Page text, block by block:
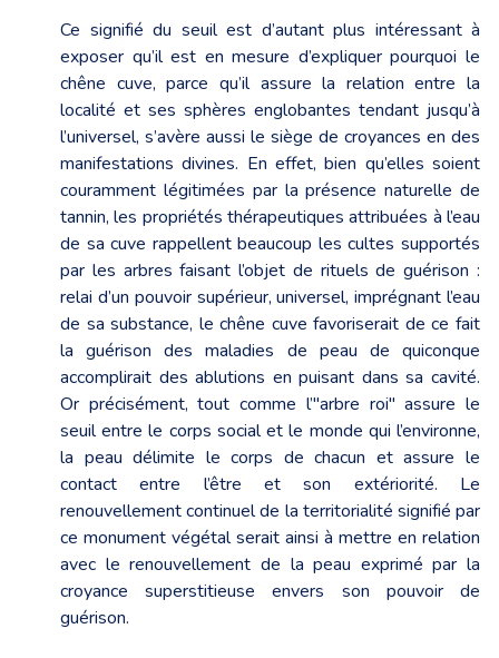
Ce signifié du seuil est d’autant plus intéressant à
exposer qu’il est en mesure d’expliquer pourquoi le
chêne cuve, parce qu’il assure la relation entre la
localité et ses sphères englobantes tendant jusqu’à
l’universel, s’avère aussi le siège de croyances en des
manifestations divines. En effet, bien qu’elles soient
couramment légitimées par la présence naturelle de
tannin, les propriétés thérapeutiques attribuées à l’eau
de sa cuve rappellent beaucoup les cultes supportés
par les arbres faisant l’objet de rituels de guérison :
relai d’un pouvoir supérieur, universel, imprégnant l’eau
de sa substance, le chêne cuve favoriserait de ce fait
la guérison des maladies de peau de quiconque
accomplirait des ablutions en puisant dans sa cavité.
Or précisément, tout comme l’"arbre roi" assure le
seuil entre le corps social et le monde qui l’environne,
la peau délimite le corps de chacun et assure le
contact entre l’être et son extériorité. Le
renouvellement continuel de la territorialité signifié par
ce monument végétal serait ainsi à mettre en relation
avec le renouvellement de la peau exprimé par la
croyance superstitieuse envers son pouvoir de
guérison.